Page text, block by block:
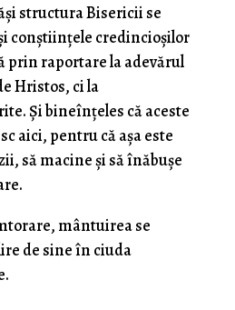
structura Bisericii se
conștiințele credincioșilor
prin raportare la adevărul
Hristos, ci la
Și bineînțeles că aceste
aici, pentru că așa este
să macine și să înăbușe
mântuirea se
de sine în ciuda